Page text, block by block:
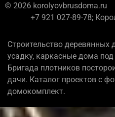
© 2026 korolyovbrusdoma.ru
+7 921 027-89-78;
Строительство
усадку, каркасные дома
Бригада плотников
дачи. Каталог проектов с
домокомплект.